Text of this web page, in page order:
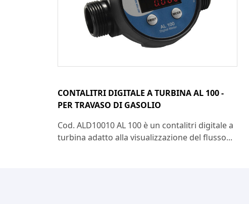
CONTALITRI DIGITALE A TURBINA AL 100 -
PER TRAVASO DI GASOLIO
Cod. ALD10010 AL 100 è un contalitri digitale a
turbina adatto alla visualizzazione del flusso...